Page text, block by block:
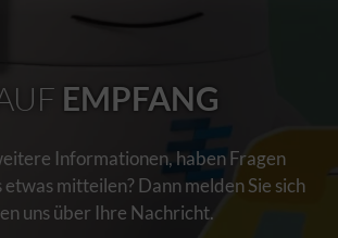
EMPFANG
Informationen, haben Fragen
mitteilen? Dann melden Sie sich
uns über Ihre Nachricht.